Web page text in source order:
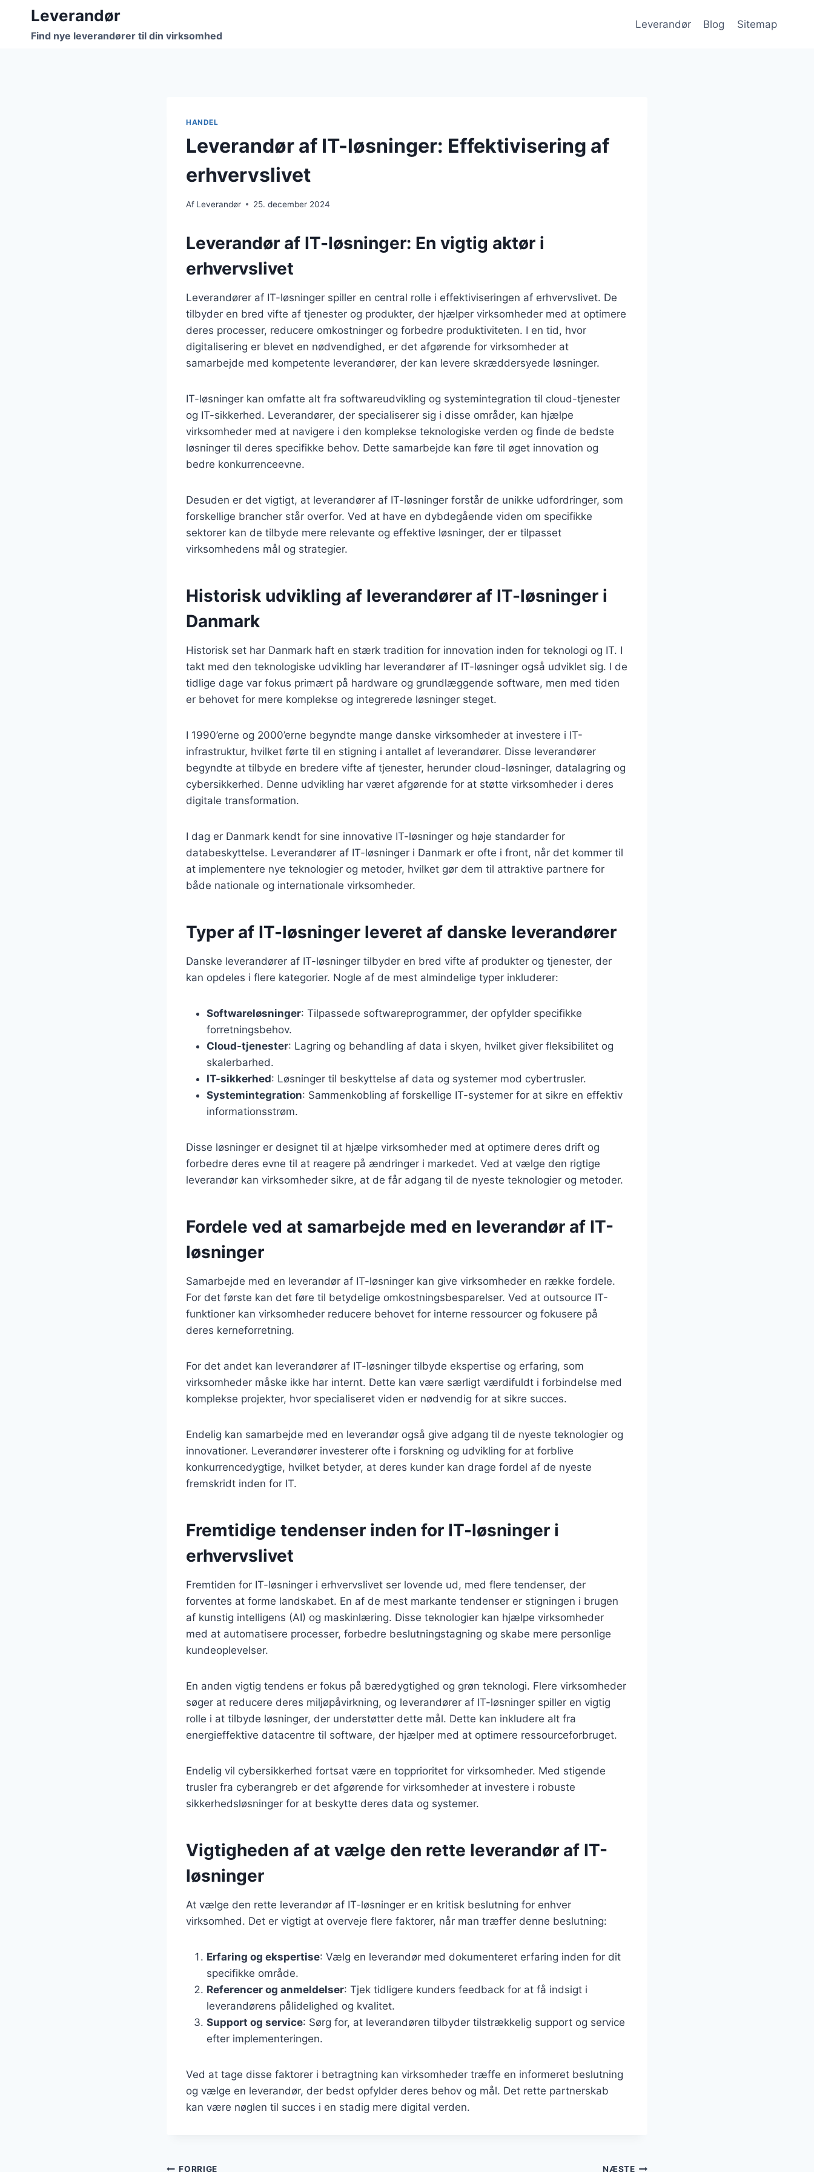
Fortsæt
indhold
Leverandør
Find nye leverandører til din virksomhed
Leverandør Blog Sitemap
HANDEL
Leverandør af IT-løsninger: Effektivisering af
erhvervslivet
Af Leverandør 25. december 2024
Leverandør af IT-løsninger: En vigtig aktør i
erhvervslivet
Leverandører af IT-løsninger spiller en central rolle i effektiviseringen af erhvervslivet. De
tilbyder en bred vifte af tjenester og produkter, der hjælper virksomheder med at optimere
deres processer, reducere omkostninger og forbedre produktiviteten. I en tid, hvor
digitalisering er blevet en nødvendighed, er det afgørende for virksomheder at
samarbejde med kompetente leverandører, der kan levere skræddersyede løsninger.
IT-løsninger kan omfatte alt fra softwareudvikling og systemintegration til cloud-tjenester
og IT-sikkerhed. Leverandører, der specialiserer sig i disse områder, kan hjælpe
virksomheder med at navigere i den komplekse teknologiske verden og finde de bedste
løsninger til deres specifikke behov. Dette samarbejde kan føre til øget innovation og
bedre konkurrenceevne.
Desuden er det vigtigt, at leverandører af IT-løsninger forstår de unikke udfordringer, som
forskellige brancher står overfor. Ved at have en dybdegående viden om specifikke
sektorer kan de tilbyde mere relevante og effektive løsninger, der er tilpasset
virksomhedens mål og strategier.
Historisk udvikling af leverandører af IT-løsninger i
Danmark
Historisk set har Danmark haft en stærk tradition for innovation inden for teknologi og IT. I
takt med den teknologiske udvikling har leverandører af IT-løsninger også udviklet sig. I de
tidlige dage var fokus primært på hardware og grundlæggende software, men med tiden
er behovet for mere komplekse og integrerede løsninger steget.
I 1990’erne og 2000’erne begyndte mange danske virksomheder at investere i IT-
infrastruktur, hvilket førte til en stigning i antallet af leverandører. Disse leverandører
begyndte at tilbyde en bredere vifte af tjenester, herunder cloud-løsninger, datalagring og
cybersikkerhed. Denne udvikling har været afgørende for at støtte virksomheder i deres
digitale transformation.
I dag er Danmark kendt for sine innovative IT-løsninger og høje standarder for
databeskyttelse. Leverandører af IT-løsninger i Danmark er ofte i front, når det kommer til
at implementere nye teknologier og metoder, hvilket gør dem til attraktive partnere for
både nationale og internationale virksomheder.
Typer af IT-løsninger leveret af danske leverandører
Danske leverandører af IT-løsninger tilbyder en bred vifte af produkter og tjenester, der
kan opdeles i flere kategorier. Nogle af de mest almindelige typer inkluderer:
Softwareløsninger: Tilpassede softwareprogrammer, der opfylder specifikke
forretningsbehov.
Cloud-tjenester: Lagring og behandling af data i skyen, hvilket giver fleksibilitet og
skalerbarhed.
IT-sikkerhed: Løsninger til beskyttelse af data og systemer mod cybertrusler.
Systemintegration: Sammenkobling af forskellige IT-systemer for at sikre en effektiv
informationsstrøm.
Disse løsninger er designet til at hjælpe virksomheder med at optimere deres drift og
forbedre deres evne til at reagere på ændringer i markedet. Ved at vælge den rigtige
leverandør kan virksomheder sikre, at de får adgang til de nyeste teknologier og metoder.
Fordele ved at samarbejde med en leverandør af IT-
løsninger
Samarbejde med en leverandør af IT-løsninger kan give virksomheder en række fordele.
For det første kan det føre til betydelige omkostningsbesparelser. Ved at outsource IT-
funktioner kan virksomheder reducere behovet for interne ressourcer og fokusere på
deres kerneforretning.
For det andet kan leverandører af IT-løsninger tilbyde ekspertise og erfaring, som
virksomheder måske ikke har internt. Dette kan være særligt værdifuldt i forbindelse med
komplekse projekter, hvor specialiseret viden er nødvendig for at sikre succes.
Endelig kan samarbejde med en leverandør også give adgang til de nyeste teknologier og
innovationer. Leverandører investerer ofte i forskning og udvikling for at forblive
konkurrencedygtige, hvilket betyder, at deres kunder kan drage fordel af de nyeste
fremskridt inden for IT.
Fremtidige tendenser inden for IT-løsninger i
erhvervslivet
Fremtiden for IT-løsninger i erhvervslivet ser lovende ud, med flere tendenser, der
forventes at forme landskabet. En af de mest markante tendenser er stigningen i brugen
af kunstig intelligens (AI) og maskinlæring. Disse teknologier kan hjælpe virksomheder
med at automatisere processer, forbedre beslutningstagning og skabe mere personlige
kundeoplevelser.
En anden vigtig tendens er fokus på bæredygtighed og grøn teknologi. Flere virksomheder
søger at reducere deres miljøpåvirkning, og leverandører af IT-løsninger spiller en vigtig
rolle i at tilbyde løsninger, der understøtter dette mål. Dette kan inkludere alt fra
energieffektive datacentre til software, der hjælper med at optimere ressourceforbruget.
Endelig vil cybersikkerhed fortsat være en topprioritet for virksomheder. Med stigende
trusler fra cyberangreb er det afgørende for virksomheder at investere i robuste
sikkerhedsløsninger for at beskytte deres data og systemer.
Vigtigheden af at vælge den rette leverandør af IT-
løsninger
At vælge den rette leverandør af IT-løsninger er en kritisk beslutning for enhver
virksomhed. Det er vigtigt at overveje flere faktorer, når man træffer denne beslutning:
Erfaring og ekspertise: Vælg en leverandør med dokumenteret erfaring inden for dit
specifikke område.
Referencer og anmeldelser: Tjek tidligere kunders feedback for at få indsigt i
leverandørens pålidelighed og kvalitet.
Support og service: Sørg for, at leverandøren tilbyder tilstrækkelig support og service
efter implementeringen.
Ved at tage disse faktorer i betragtning kan virksomheder træffe en informeret beslutning
og vælge en leverandør, der bedst opfylder deres behov og mål. Det rette partnerskab
kan være nøglen til succes i en stadig mere digital verden.
FORRIGE NÆSTE